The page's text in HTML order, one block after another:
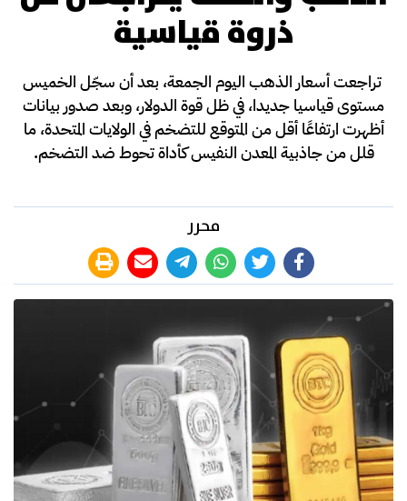
ذروة قياسية
تراجعت أسعار الذهب اليوم الجمعة، بعد أن سجّل الخميس
مستوى قياسيا جديدا، في ظل قوة الدولار، وبعد صدور بيانات
أظهرت ارتفاعًا أقل من المتوقع للتضخم في الولايات المتحدة، ما
قلل من جاذبية المعدن النفيس كأداة تحوط ضد التضخم.
محرر